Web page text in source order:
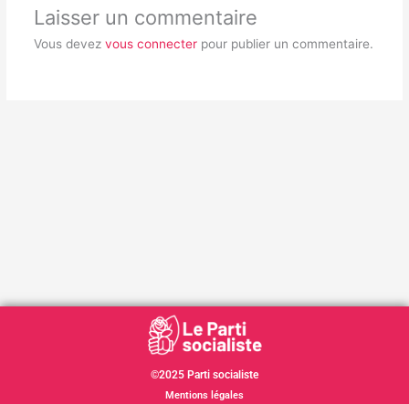
Laisser un commentaire
Vous devez vous connecterpour publier un commentaire.
©2025 Parti socialiste
Mentions légales